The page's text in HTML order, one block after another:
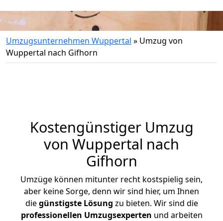
Umzugsunternehmen Wuppertal » Umzug von
Wuppertal nach Gifhorn
Kostengünstiger Umzug
von Wuppertal nach
Gifhorn
Umzüge können mitunter recht kostspielig sein,
aber keine Sorge, denn wir sind hier, um Ihnen
diegünstigste Lösung zu bieten. Wir sind die
professionellen Umzugsexperten und arbeiten